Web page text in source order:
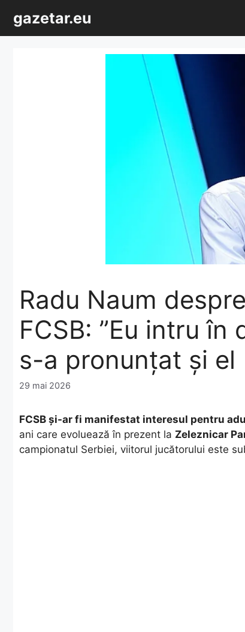
conținut
gazetar.eu
Radu Naum
FCSB: ”Eu intru în
s-a pronunțat și el
29 mai 2026
FCSB și-ar fi manifestat interesul pentru
ani care evoluează în prezent la Zeleznicar
campionatul Serbiei, viitorul jucătorului este